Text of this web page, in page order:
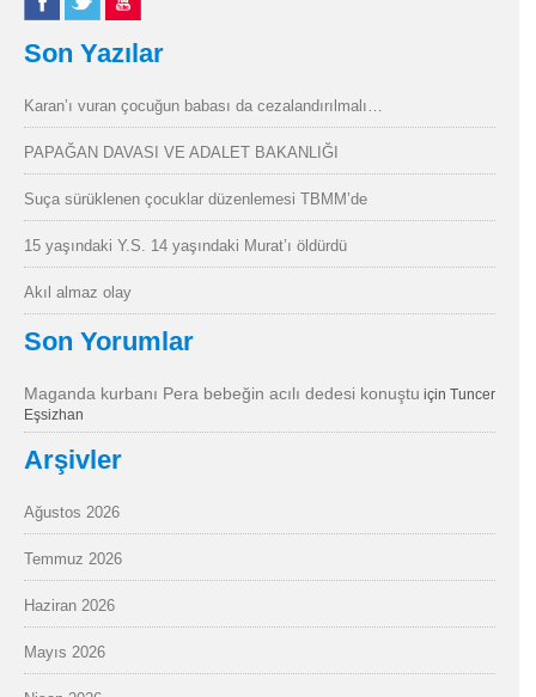
Son Yazılar
Karan’ı vuran çocuğun babası da cezalandırılmalı…
PAPAĞAN DAVASI VE ADALET BAKANLIĞI
Suça sürüklenen çocuklar düzenlemesi TBMM’de
15 yaşındaki Y.S. 14 yaşındaki Murat’ı öldürdü
Akıl almaz olay
Son Yorumlar
Maganda kurbanı Pera bebeğin acılı dedesi konuştu için Tuncer
Eşsizhan
Arşivler
Ağustos 2026
Temmuz 2026
Haziran 2026
Mayıs 2026